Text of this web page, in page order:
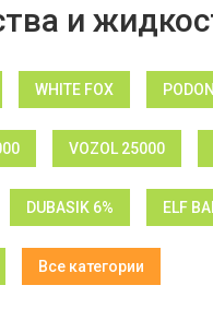
и
WHITE FOX
VOZOL 25000
DUBASIK 6% ELF
Все категории